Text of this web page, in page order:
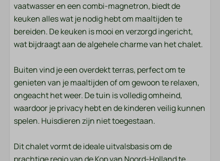
Entertainment
Flatscreen TV
Wifi
Ligging
Middagzon
Avondzon
Aan de bosrand
Rustige ligging
vaatwasser en een combi-magnetron, biedt de
keuken alles wat je nodig hebt om maaltijden te
bereiden. De keuken is mooi en verzorgd ingericht,
wat bijdraagt aan de algehele charme van het chalet.
Buiten vind je een overdekt terras, perfect om te
genieten van je maaltijden of om gewoon te relaxen,
ongeacht het weer. De tuin is volledig omheind,
waardoor je privacy hebt en de kinderen veilig kunnen
spelen. Huisdieren zijn niet toegestaan.
Dit chalet vormt de ideale uitvalsbasis om de